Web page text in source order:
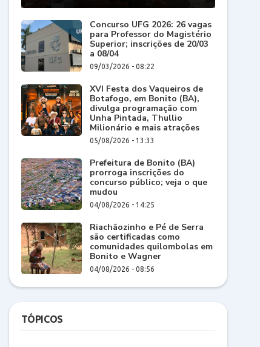
Concurso UFG 2026: 26 vagas
para Professor do Magistério
Superior; inscrições de 20/03
a 08/04
09/03/2026 - 08:22
XVI Festa dos Vaqueiros de
Botafogo, em Bonito (BA),
divulga programação com
Unha Pintada, Thullio
Milionário e mais atrações
05/08/2026 - 13:33
Prefeitura de Bonito (BA)
prorroga inscrições do
concurso público; veja o que
mudou
04/08/2026 - 14:25
Riachãozinho e Pé de Serra
são certificadas como
comunidades quilombolas em
Bonito e Wagner
04/08/2026 - 08:56
TÓPICOS